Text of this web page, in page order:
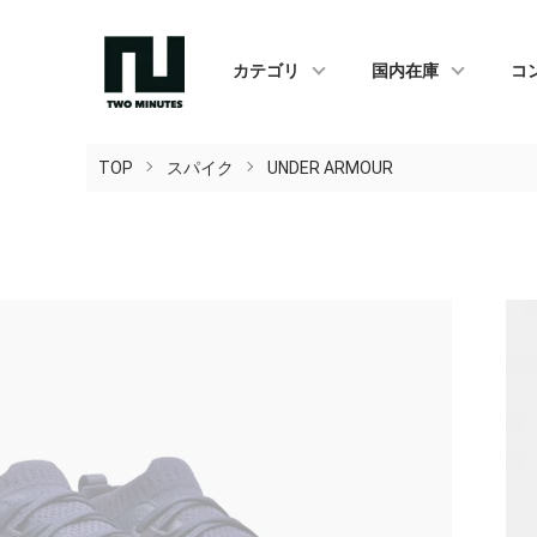
カテゴリ 国内在庫 コ
TOP スパイク UNDER ARMOUR